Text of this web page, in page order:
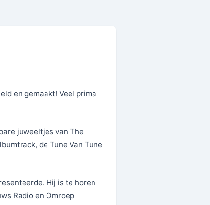
en gemaakt! Veel prima
juweeltjes van The
de Tune Van Tune
Hij is te horen
Radio en Omroep